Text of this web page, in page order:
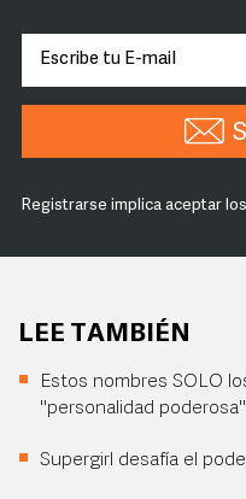
Registrarse implica aceptar los
LEE TAMBIÉN
Estos nombres SOLO
"personalidad poderosa"
Supergirl desafía el